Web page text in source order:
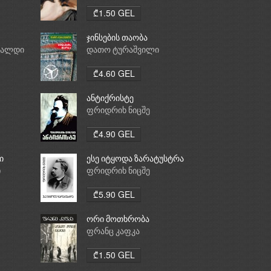
₾1.50 GEL
ჯინსების თაობა
დათო ტურაშვილი
₾4.60 GEL
ანტიქრისტე
ფრიდრიხ ნიცშე
₾4.90 GEL
ესე იტყოდა ზარატუსტრა
ფრიდრიხ ნიცშე
₾5.90 GEL
ორი მოთხრობა
ფრანც კაფკა
₾1.50 GEL